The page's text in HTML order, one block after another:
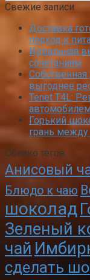
Свежие записи
Доставка
подход к
Идеальная
сочетаниям
Собственная
выгоднее
Tenet T4L:
Горький
грань между
Облако тегов
Анисовый
Блюдо к чаю
шоколад
Зеленый
чай
сделать